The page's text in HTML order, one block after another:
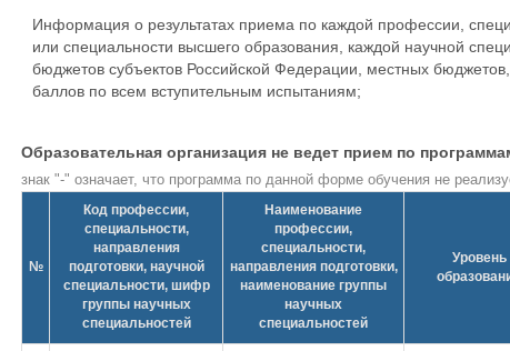
Информация о результатах приема по каждой профессии,
или специальности высшего образования, каждой научной
бюджетов субъектов Российской Федерации, местных
баллов по всем вступительным испытаниям;
Образовательная организация не ведет прием по
знак "-" означает, что программа по данной форме обучения не
№
Код профессии,
специальности,
направления
подготовки, научной
специальности, шифр
группы научных
специальностей
Наименование
профессии,
специальности,
направления подготовки,
наименование группы
научных
специальностей
Уровень